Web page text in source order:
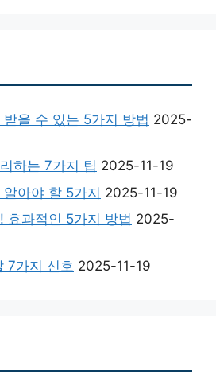
을 수 있는 5가지 방법 2025-
하는 7가지 팁 2025-11-19
아야 할 5가지 2025-11-19
효과적인 5가지 방법 2025-
7가지 신호 2025-11-19